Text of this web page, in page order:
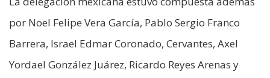
por Noel Felipe Vera García, Pablo Sergio Franco
Barrera, Israel Edmar Coronado, Cervantes, Axel
Yordael González Juárez, Ricardo Reyes Arenas y